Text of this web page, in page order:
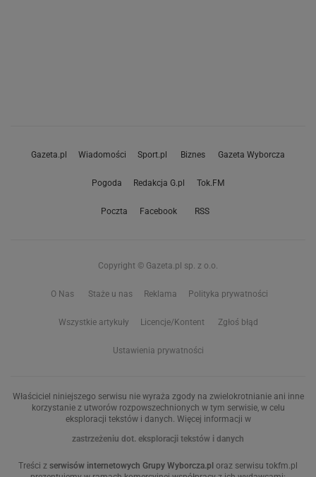
Gazeta.pl Wiadomości Sport.pl Biznes Gazeta Wyborcza
Pogoda Redakcja G.pl Tok.FM
Poczta Facebook RSS
Copyright © Gazeta.pl sp. z o.o.
O Nas Staże u nas Reklama Polityka prywatności
Wszystkie artykuły Licencje/Kontent Zgłoś błąd
Ustawienia prywatności
Właściciel niniejszego serwisu nie wyraża zgody na zwielokrotnianie ani inne
korzystanie z utworów rozpowszechnionych w tym serwisie, w celu
eksploracji tekstów i danych. Więcej informacji w
zastrzeżeniu dot. eksploracji tekstów i danych
Treści z serwisów internetowych Grupy Wyborcza.pl oraz serwisu tokfm.pl